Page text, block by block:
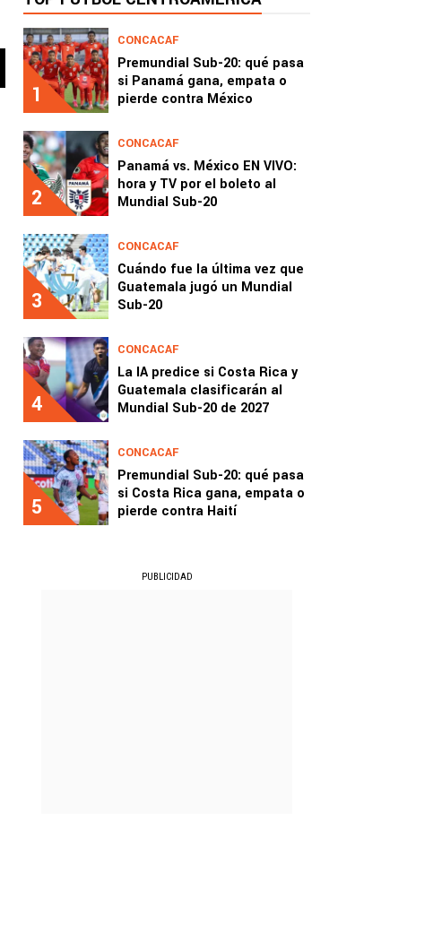
1
CONCACAF
Premundial Sub-20: qué pasa
si Panamá gana, empata o
pierde contra México
2
CONCACAF
Panamá vs. México EN VIVO:
hora y TV por el boleto al
Mundial Sub-20
3
CONCACAF
Cuándo fue la última vez que
Guatemala jugó un Mundial
Sub-20
4
CONCACAF
La IA predice si Costa Rica y
Guatemala clasificarán al
Mundial Sub-20 de 2027
5
CONCACAF
Premundial Sub-20: qué pasa
si Costa Rica gana, empata o
pierde contra Haití
PUBLICIDAD